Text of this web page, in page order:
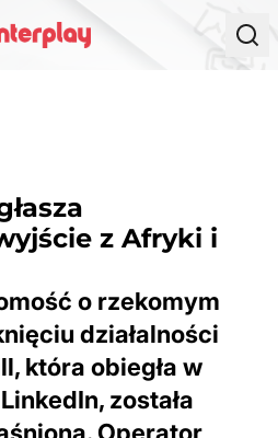
z Afryki i
o rzekomym
działalności
która obiegła w
została